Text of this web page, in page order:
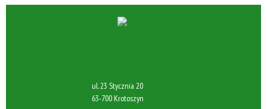
ul. 23 Stycznia 20
63-700 Krotoszyn